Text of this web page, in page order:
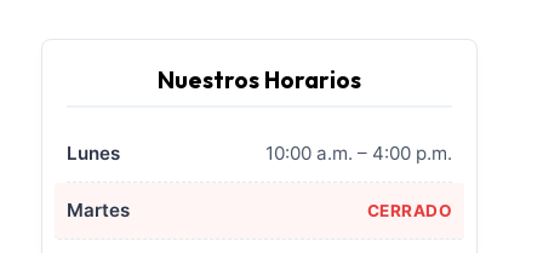
Nuestros Horarios
Lunes 10:00 a.m. – 4:00 p.m.
Martes CERRADO